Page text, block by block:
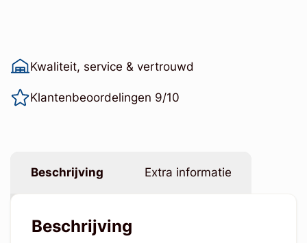
Kwaliteit, service & vertrouwd
Klantenbeoordelingen 9/10
Beschrijving Extra informatie
Beschrijving